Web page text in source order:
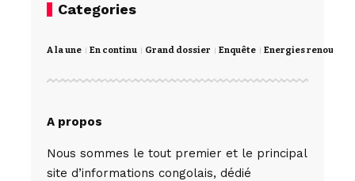
Categories
A la une En continu Grand dossier Enquête Energies
A propos
Nous sommes le tout premier et le principal
site d’informations congolais, dédié